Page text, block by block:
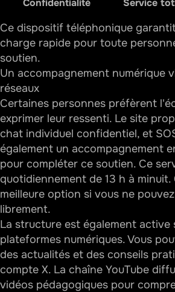
Confidentialité Service
Ce dispositif téléphonique
charge rapide pour toute
soutien.
Un accompagnement numérique
réseaux
Certaines personnes préfèrent
exprimer leur ressenti. Le site
chat individuel confidentiel, et
également un accompagnement
pour compléter ce soutien. Ce
quotidiennement de 13 h à minuit.
meilleure option si vous ne
librement.
La structure est également active
plateformes numériques. Vous
des actualités et des conseils
compte X. La chaîne YouTube
vidéos pédagogiques pour